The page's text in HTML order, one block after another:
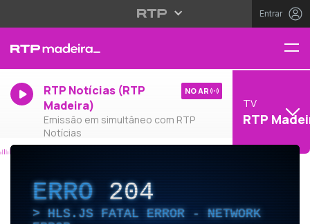
Entrar
RTP Notícias (RTP
Madeira)
Emissão em simultâneo com RTP
Notícias
NO AR
TV
RTP
ERRO204
HLS.JS FATAL ERROR - NETWORK